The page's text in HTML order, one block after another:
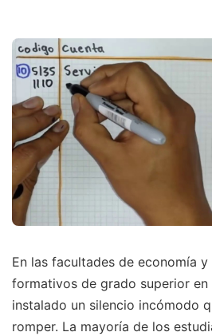
En las facultades de economía
formativos de grado superior en
instalado un silencio incómodo
romper. La mayoría de los